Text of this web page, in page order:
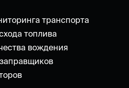
транспорта
топлива
вождения